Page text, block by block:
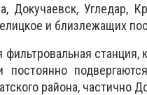
Докучаевск, Угледар,
и близлежащих
постоянно
района, частично